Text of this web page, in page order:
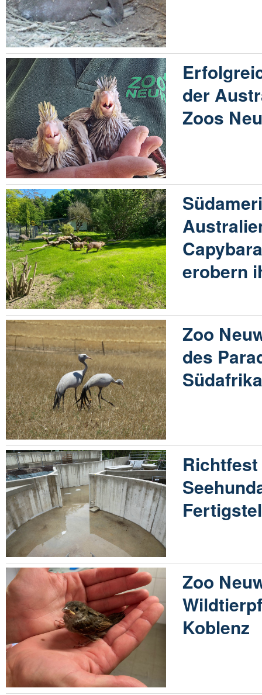
der
Zoos
erobern
Zoo
des
Zoo
Koblenz